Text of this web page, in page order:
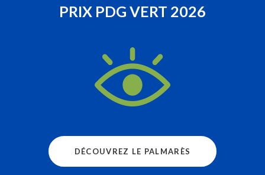
PRIX PDG VERT 2026
DÉCOUVREZ LE PALMARÈS